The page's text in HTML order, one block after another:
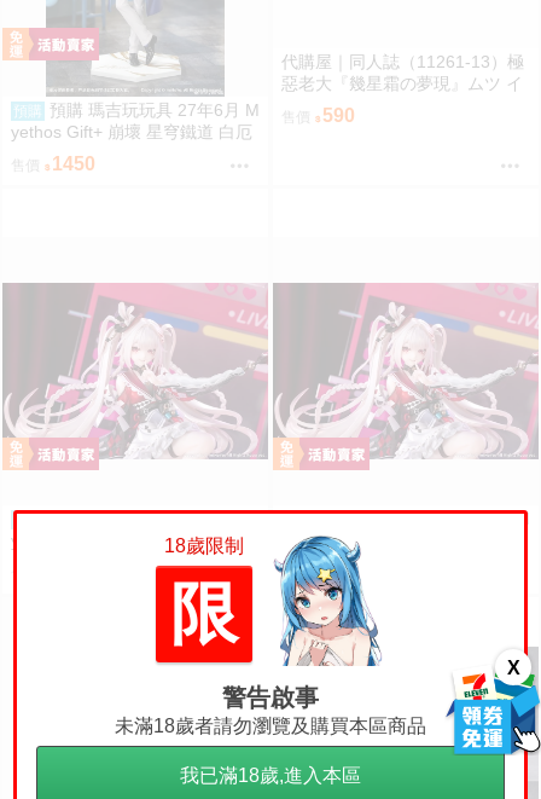
X
預購
預購 瑪吉玩玩具 27年6月 M
yethos Gift+ 崩壞 星穹鐵道 白厄
列車環遊記Ver 1/8 1009
1450
代購屋｜同人誌（11261-13）極
惡老大『幾星霜の夢現』ムツ イ
チメモリ
590
預購 瑪吉玩玩具 27年6月 M
yethos 崩壞 星穹鐵道 火花 1/7
特典版 壓克力打卡棒 1009
預購 瑪吉玩玩具 27年6月 M
yethos 崩壞 星穹鐵道 火花 1/7
特典版 壓克力打卡棒 1009
售價 5430
18歲限制
限
警告啟事
未滿18歲者請勿瀏覽及購買本區商品
我已滿18歲,進入本區